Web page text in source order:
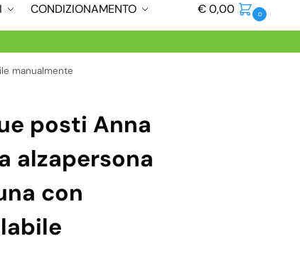
CONDIZIONAMENTO €0,00 0
manualmente
posti Anna
alzapersona
con